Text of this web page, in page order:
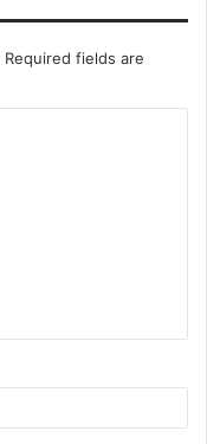
Required fields are